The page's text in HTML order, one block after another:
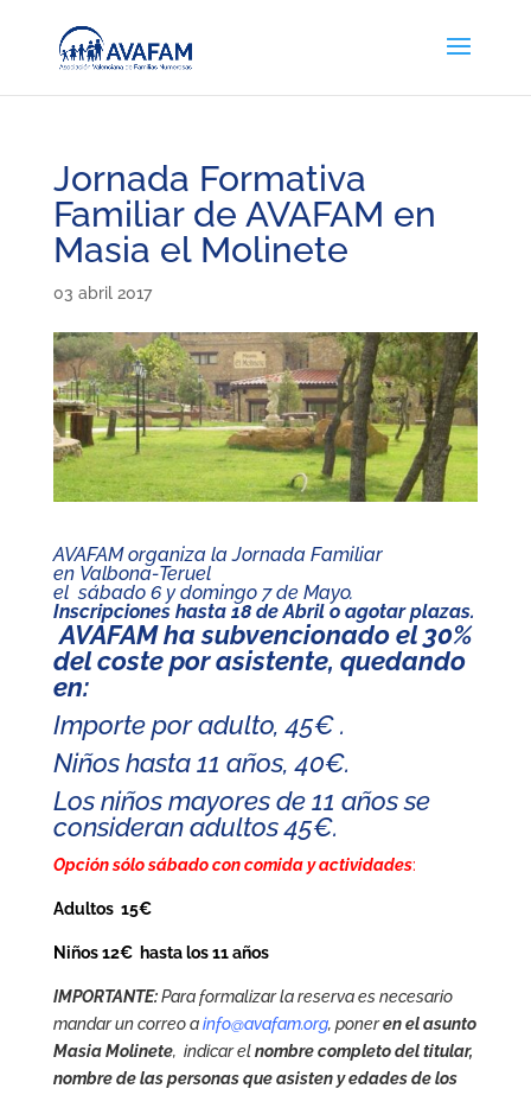
Jornada Formativa
Familiar de AVAFAM en
Masia el Molinete
03 abril 2017
AVAFAM organiza la Jornada Familiar
en Valbona-Teruel
elsábado 6 y domingo 7 de Mayo.
Inscripciones hasta 18 de Abril o agotar plazas.
AVAFAM ha subvencionado el 30%
del coste por asistente, quedando
en:
Importe por adulto, 45€ .
Niños hasta 11 años, 40€.
Los niños mayores de 11 años se
consideran adultos 45€.
Opción sólo sábado con comida y actividades:
Adultos 15€
Niños 12€ hasta los 11 años
IMPORTANTE:Para formalizar la reserva es necesario
mandar un correo ainfo@avafam.org, poneren el asunto
Masia Molinete, indicar elnombre completo del titular,
nombre de las personas que asisten y edades de los